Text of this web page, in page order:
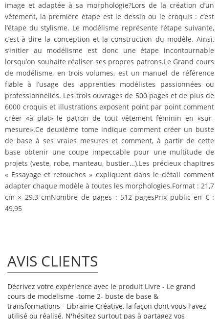
image et adaptée à sa morphologie?Lors de la création d’un
vêtement, la première étape est le dessin ou le croquis : c’est
l’étape du stylisme. Le modélisme représente l’étape suivante,
c’est-à dire la conception et la construction du modèle. Ainsi,
s’initier au modélisme est donc une étape incontournable
lorsqu’on souhaite réaliser ses propres patrons.Le Grand cours
de modélisme, en trois volumes, est un manuel de référence
fiable à l’usage des apprenties modélistes passionnées ou
professionnelles. Les trois ouvrages de 500 pageset de plus de
6000 croquis et illustrations exposent point par point comment
créer «à plat» le patron de tout vêtement féminin en «sur-
mesure».Ce deuxième tome indique comment créer un buste
de base à ses vraies mesures et comment, à partir de cette
base obtenir une coupe impeccable pour une multitude de
projets (veste, robe, manteau, bustier…).Les précieux chapitres
« Essayage et retouches » expliquent dans le détail comment
adapter chaque modèle à toutes les morphologies.Format : 21,7
cm × 29,3 cmNombre de pages : 512 pagesPrix public en € :
49,95
AVIS CLIENTS
Décrivez votre expérience avec le produit Livre - Le grand
cours de modelisme -tome 2- buste de base &
transformations - Librairie Créative, la façon dont vous l'avez
utilisé ou réalisé. N'hésitez surtout pas à partagez vos